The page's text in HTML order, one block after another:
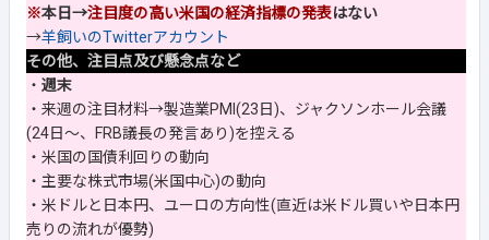
※本日→注目度の高い米国の経済指標の発表はない
→羊飼いのTwitterアカウント
その他、注目点及び懸念点など
・ 週末
・来週の注目材料→製造業PMI(23日)、ジャクソンホール会議
(24日～、FRB議長の発言あり)を控える
・米国の国債利回りの動向
・主要な株式市場(米国中心)の動向
・米ドルと日本円、ユーロの方向性(直近は米ドル買いや日本円
売りの流れが優勢)